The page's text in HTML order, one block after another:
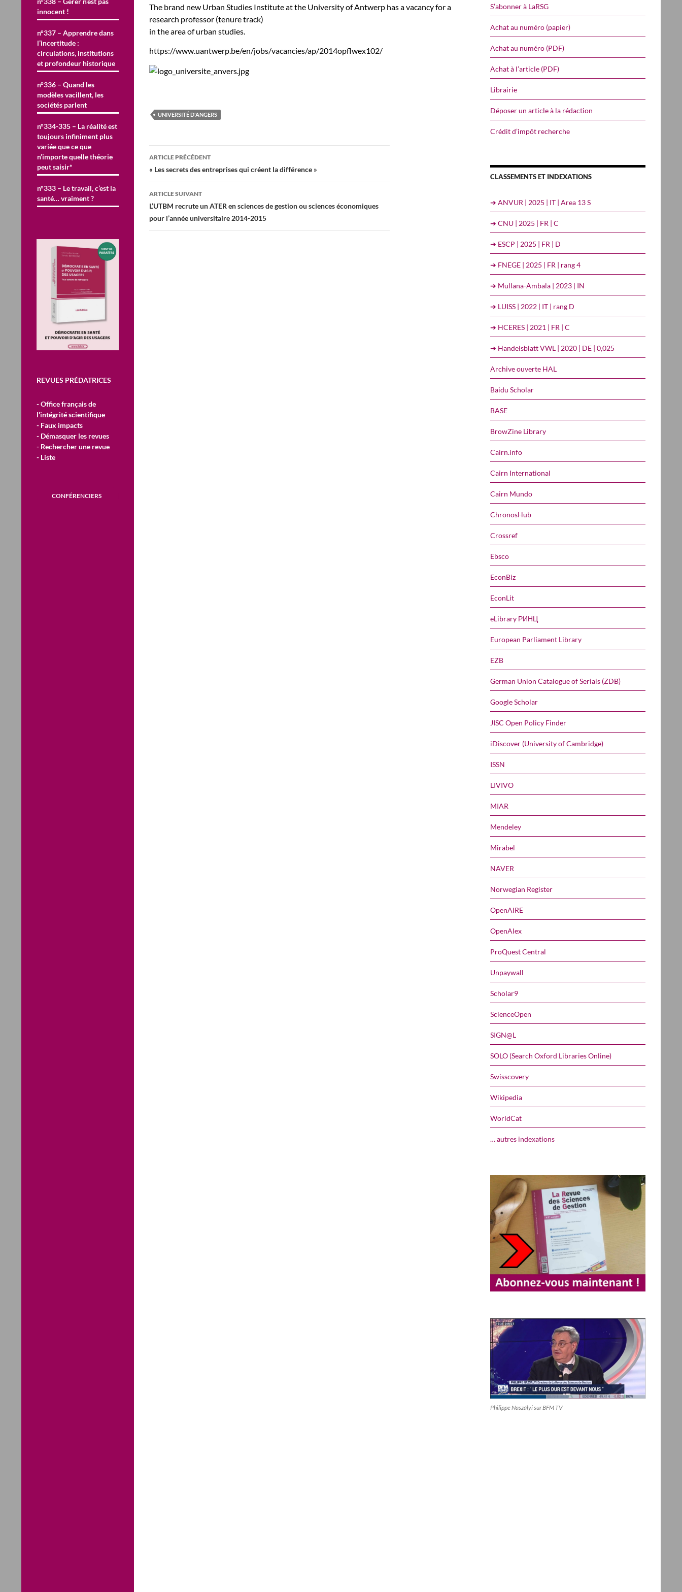
The brand new Urban Studies Institute at the University of Antwerp has a vacancy for a
research professor (tenure track)
in the area of urban studies.
https://www.uantwerp.be/en/jobs/vacancies/ap/2014opflwex102/
UNIVERSITÉ D'ANGERS
Navigation
des
articles
ARTICLE PRÉCÉDENT
« Les secrets des entreprises qui créent la différence »
ARTICLE SUIVANT
L’UTBM recrute un ATER en sciences de gestion ou sciences économiques
pour l’année universitaire 2014-2015
S’abonner à LaRSG
Achat au numéro (papier)
Achat au numéro (PDF)
Achat à l’article (PDF)
Librairie
Déposer un article à la rédaction
Crédit d’impôt recherche
CLASSEMENTS ET INDEXATIONS
➔ ANVUR | 2025 | IT | Area 13 S
➔ CNU | 2025 | FR | C
➔ ESCP | 2025 | FR | D
➔ FNEGE | 2025 | FR | rang 4
➔ Mullana-Ambala | 2023 | IN
➔ LUISS | 2022 | IT | rang D
➔ HCERES | 2021 | FR | C
➔ Handelsblatt VWL | 2020 | DE | 0,025
Archive ouverte HAL
Baidu Scholar
BASE
BrowZine Library
Cairn.info
Cairn International
Cairn Mundo
ChronosHub
Crossref
Ebsco
EconBiz
EconLit
eLibrary РИНЦ
European Parliament Library
EZB
German Union Catalogue of Serials (ZDB)
Google Scholar
JISC Open Policy Finder
iDiscover (University of Cambridge)
ISSN
LIVIVO
MIAR
Mendeley
Mirabel
NAVER
Norwegian Register
OpenAIRE
OpenAlex
ProQuest Central
Unpaywall
Scholar9
ScienceOpen
SIGN@L
SOLO (Search Oxford Libraries Online)
Swisscovery
Wikipedia
WorldCat
… autres indexations
Philippe Naszályi sur BFM TV
innocent !
n°337 – Apprendre dans
l’incertitude :
circulations, institutions
et profondeur historique
n°336 – Quand les
modèles vacillent, les
sociétés parlent
n°334-335 – La réalité est
toujours infiniment plus
variée que ce que
n’importe quelle théorie
peut saisir*
n°333 – Le travail, c’est la
santé… vraiment ?
REVUES PRÉDATRICES
- Office français de
l'intégrité scientifique
- Faux impacts
- Démasquer les revues
- Rechercher une revue
- Liste
CONFÉRENCIERS